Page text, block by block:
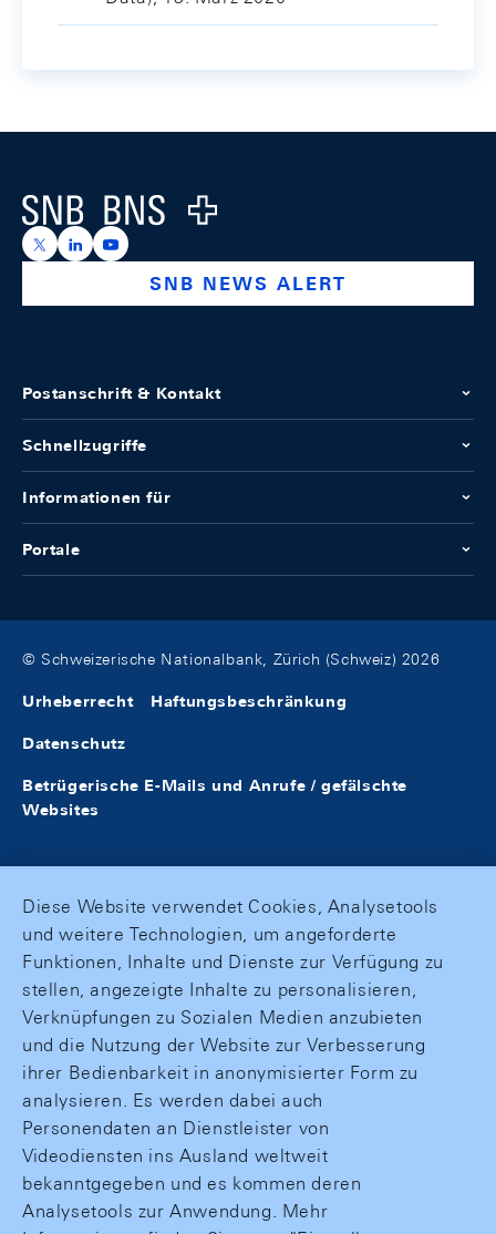
Logo
https://x.com/snb_bns
https://ch.linkedin.com/company/swiss-national-
https://www.youtube.com/@swissnationalbank
SNB NEWS ALERT
Postanschrift & Kontakt
Schnellzugriffe
Informationen für
Portale
© Schweizerische Nationalbank, Zürich (Schweiz) 2026
Urheberrecht Haftungsbeschränkung
Datenschutz
Betrügerische E-Mails und Anrufe / gefälschte
Websites
Diese Website verwendet Cookies, Analysetools
und weitere Technologien, um angeforderte
Funktionen, Inhalte und Dienste zur Verfügung zu
stellen, angezeigte Inhalte zu personalisieren,
Verknüpfungen zu Sozialen Medien anzubieten
und die Nutzung der Website zur Verbesserung
ihrer Bedienbarkeit in anonymisierter Form zu
analysieren. Es werden dabei auch
Personendaten an Dienstleister von
Videodiensten ins Ausland weltweit
bekanntgegeben und es kommen deren
Analysetools zur Anwendung. Mehr